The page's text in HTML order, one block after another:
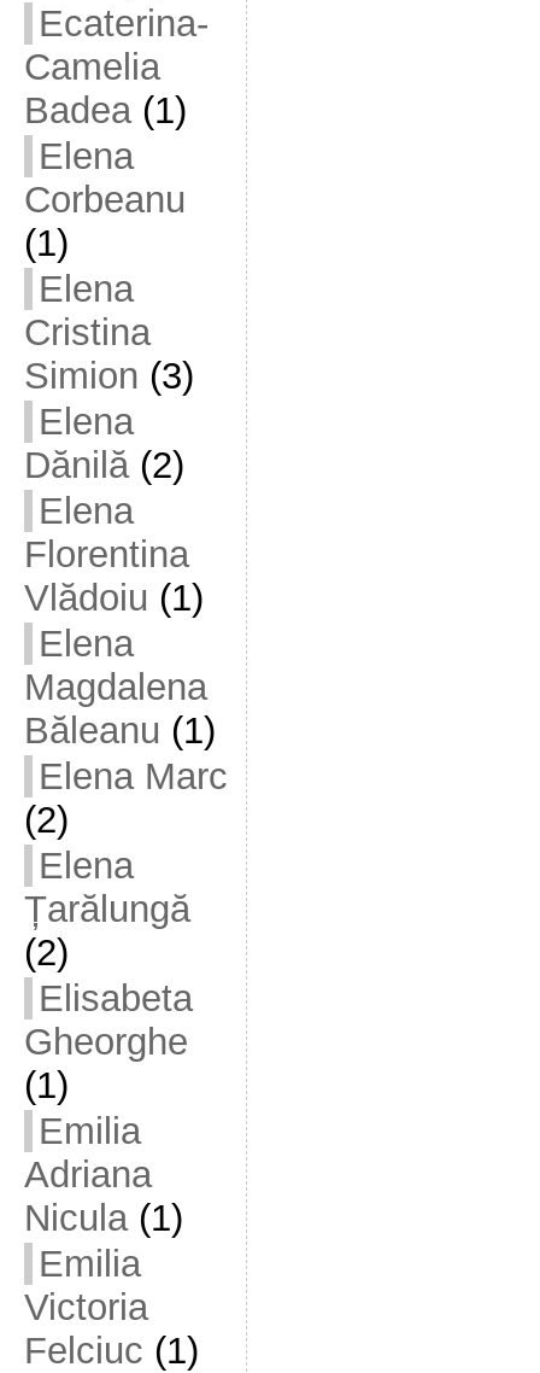
Ecaterina-
Camelia
Badea(1)
Elena
Corbeanu
(1)
Elena
Cristina
Simion (3)
Elena
Dănilă(2)
Elena
Florentina
Vlădoiu (1)
Elena
Magdalena
Băleanu (1)
Elena Marc
(2)
Elena
Țarălungă
(2)
Elisabeta
Gheorghe
(1)
Emilia
Adriana
Nicula(1)
Emilia
Victoria
Felciuc (1)